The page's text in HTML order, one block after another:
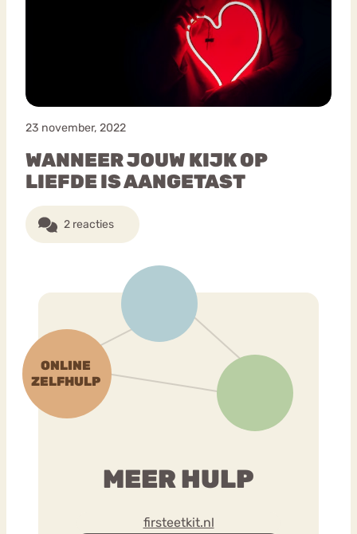
23 november, 2022
WANNEER JOUW KIJK OP
LIEFDE IS AANGETAST
2 reacties
MEER HULP
firsteetkit.nl
Chat
Forum
Eetstoornis Anorexia Nervosa
Trauma Orthorexia